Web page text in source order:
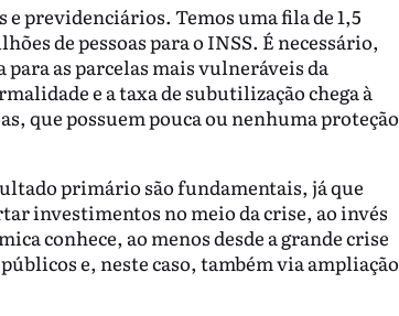
e previdenciários. Temos uma fila de 1,5
de pessoas para o INSS. É necessário,
as parcelas mais vulneráveis da
e a taxa de subutilização chega à
que possuem pouca ou nenhuma proteção
primário são fundamentais, já que
investimentos no meio da crise, ao invés
conhece, ao menos desde a grande crise
e, neste caso, também via ampliação